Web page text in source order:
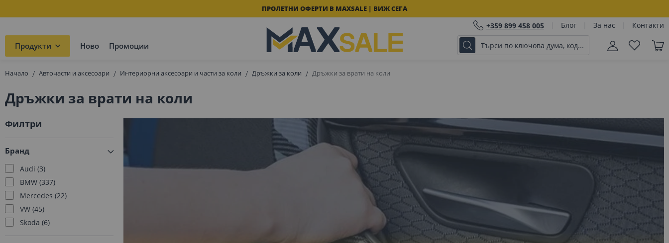
ПРОЛЕТНИ ОФЕРТИ В MAXSALE | ВИЖ СЕГА
+359 899 458 005 Блог За нас Контакти
Продукти Ново Промоции
Начало Авточасти и аксесоари Интериорни аксесоари и части за коли Дръжки за коли Дръжки за врати на коли
Дръжки за врати на коли
Филтри
Бранд
Audi 3
BMW 337
Mercedes 22
VW 45
Skoda 6